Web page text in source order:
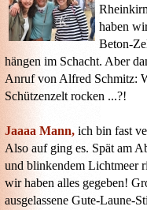
haben
Beton-
hängen im Schacht. Aber
Anruf von Alfred Schmitz:
Schützenzelt rocken ...?!
Jaaaa Mann, ich bin fast
Also auf ging es. Spät am
und blinkendem Lichtmeer
wir haben alles gegeben!
ausgelassene Gute-Laune-